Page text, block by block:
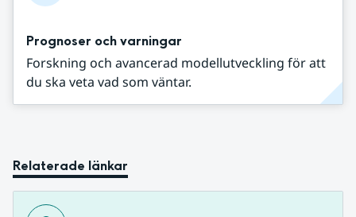
Prognoser och varningar
Forskning och avancerad modellutveckling för att
du ska veta vad som väntar.
Relaterade länkar